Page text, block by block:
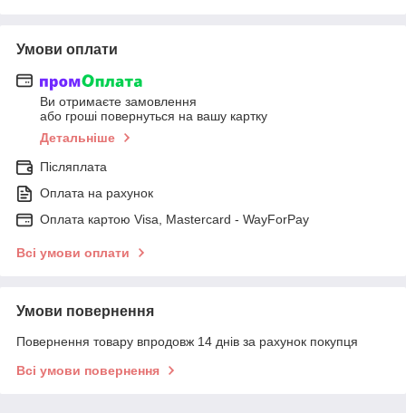
Умови оплати
Ви отримаєте замовлення
або гроші повернуться на вашу картку
Детальніше
Післяплата
Оплата на рахунок
Оплата картою Visa, Mastercard - WayForPay
Всі умови оплати
Умови повернення
Повернення товару впродовж 14 днів за рахунок покупця
Всі умови повернення